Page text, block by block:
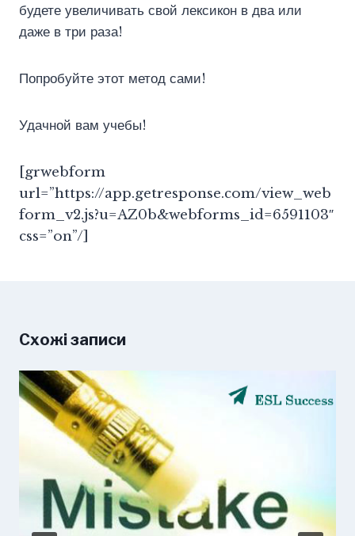
будете увеличивать свой лексикон в два или
даже в три раза!
Попробуйте этот метод сами!
Удачной вам учебы!
[grwebform
url=”https://app.getresponse.com/view_web
form_v2.js?u=AZ0b&webforms_id=6591103″
css=”on”/]
Схожі записи